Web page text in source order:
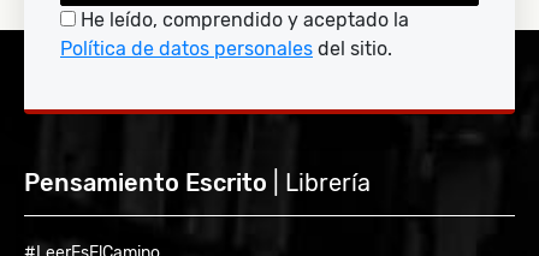
He leído, comprendido y aceptado la
Política de datos personales del sitio.
Pensamiento Escrito | Librería